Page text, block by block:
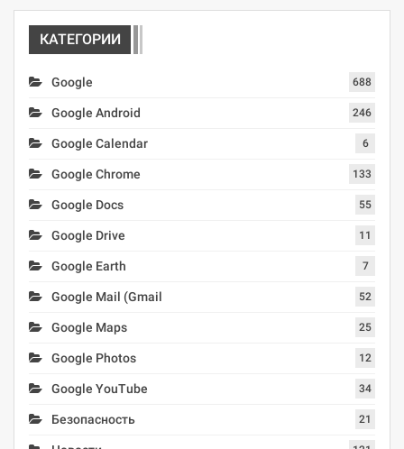
КАТЕГОРИИ
Google 688
Google Android 246
Google Calendar 6
Google Chrome 133
Google Docs 55
Google Drive 11
Google Earth 7
Google Mail (Gmail 52
Google Maps 25
Google Photos 12
Google YouTube 34
Безопасность 21